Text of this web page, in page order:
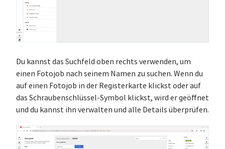
Du kannst das Suchfeld oben rechts verwenden, um
einen Fotojob nach seinem Namen zu suchen. Wenn du
auf einen Fotojob in der Registerkarte klickst oder auf
das Schraubenschlüssel-Symbol klickst, wird er geöffnet
und du kannst ihn verwalten und alle Details überprüfen.